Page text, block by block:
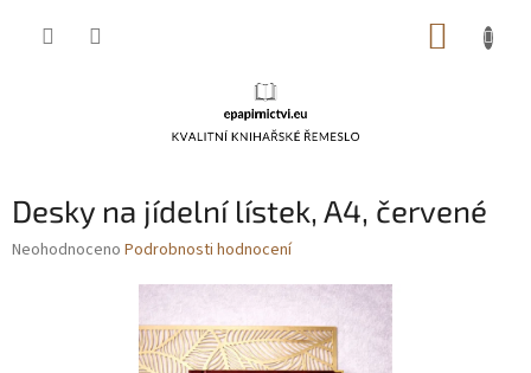
Desky na jídelní lístek, A4, červené
Průměrné
Neohodnoceno Podrobnosti hodnocení